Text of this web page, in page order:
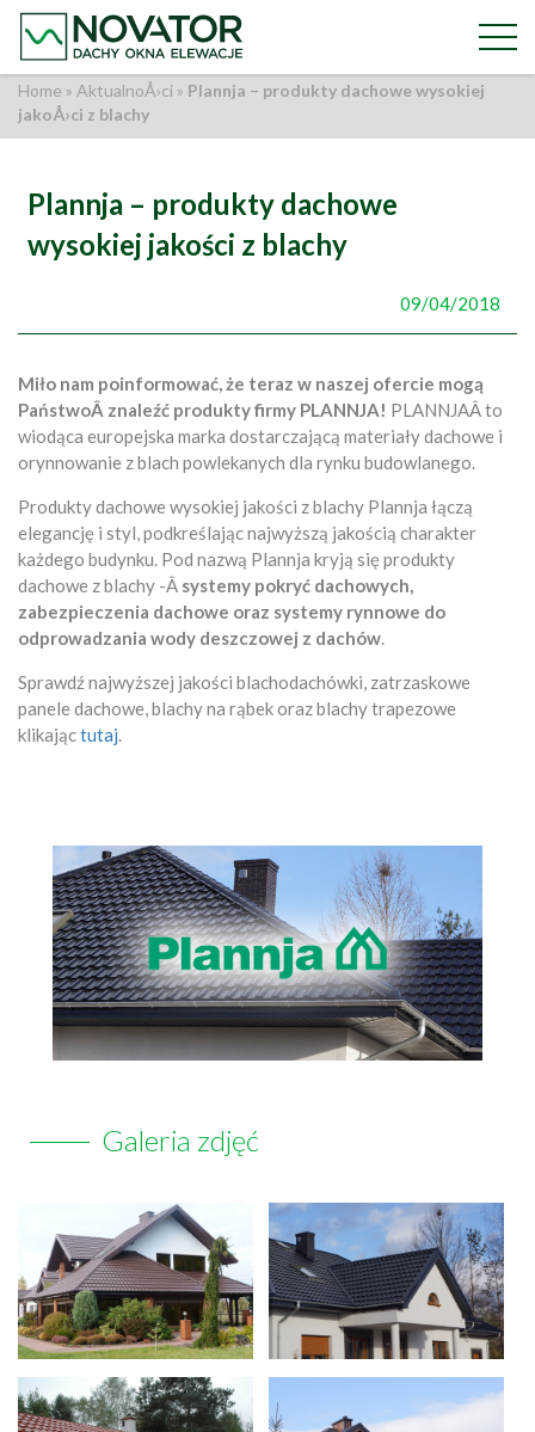
Home » AktualnoÅ›ci » Plannja – produkty dachowe wysokiej
jakoÅ›ci z blachy
Plannja – produkty dachowe
wysokiej jakości z blachy
09/04/2018
Miło nam poinformować, że teraz w naszej ofercie mogą
PaństwoÂ znaleźć produkty firmy PLANNJA! PLANNJAÂ to
wiodąca europejska marka dostarczającą materiały dachowe i
orynnowanie z blach powlekanych dla rynku budowlanego.
Produkty dachowe wysokiej jakości z blachy Plannja łączą
elegancję i styl, podkreślając najwyższą jakością charakter
każdego budynku. Pod nazwą Plannja kryją się produkty
dachowe z blachy -Â systemy pokryć dachowych,
zabezpieczenia dachowe oraz systemy rynnowe do
odprowadzania wody deszczowej z dachów.
Sprawdź najwyższej jakości blachodachówki, zatrzaskowe
panele dachowe, blachy na rąbek oraz blachy trapezowe
klikająctutaj.
Galeria zdjęć